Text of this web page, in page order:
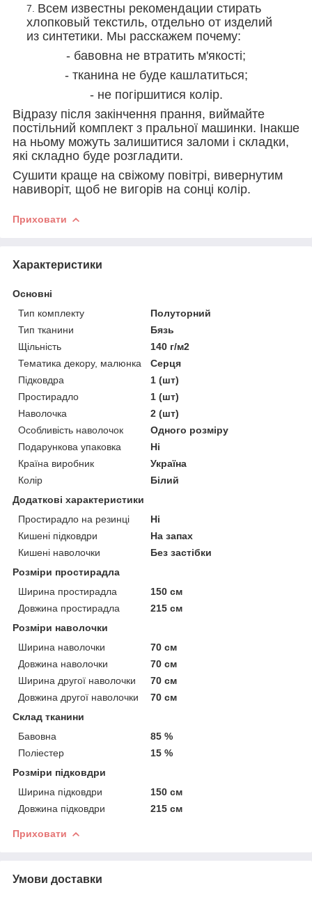
Всем известны рекомендации стирать
хлопковый текстиль, отдельно от изделий
из синтетики. Мы расскажем почему:
- бавовна не втратить м'якості;
- тканина не буде кашлатиться;
- не погіршитися колір.
Відразу після закінчення прання, виймайте
постільний комплект з пральної машинки. Інакше
на ньому можуть залишитися заломи і складки,
які складно буде розгладити.
Сушити краще на свіжому повітрі, вивернутим
навиворіт, щоб не вигорів на сонці колір.
Приховати
Характеристики
Основні
Тип комплекту
Полуторний
Тип тканини
Бязь
Щільність
140 г/м2
Тематика декору, малюнка
Серця
Підковдра
1 (шт)
Простирадло
1 (шт)
Наволочка
2 (шт)
Особливість наволочок
Одного розміру
Подарункова упаковка
Ні
Країна виробник
Україна
Колір
Білий
Додаткові характеристики
Простирадло на резинці
Ні
Кишені підковдри
На запах
Кишені наволочки
Без застібки
Розміри простирадла
Ширина простирадла
150 см
Довжина простирадла
215 см
Розміри наволочки
Ширина наволочки
70 см
Довжина наволочки
70 см
Ширина другої наволочки
70 см
Довжина другої наволочки
70 см
Склад тканини
Бавовна
85 %
Поліестер
15 %
Розміри підковдри
Ширина підковдри
150 см
Довжина підковдри
215 см
Приховати
Умови доставки